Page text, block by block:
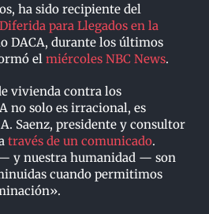
ha sido recipiente del
para Llegados en la
DACA, durante los últimos
el miércoles NBC News.
vivienda contra los
no solo es irracional, es
Saenz, presidente y consultor
través de un comunicado.
y nuestra humanidad — son
cuando permitimos